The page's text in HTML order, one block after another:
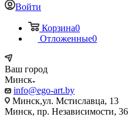
Войти
Корзина0
Отложенные0
Ваш город
Минск
info@ego-art.by
Минск,ул. Мстиславца, 13
Минск, пр. Независимости, 36